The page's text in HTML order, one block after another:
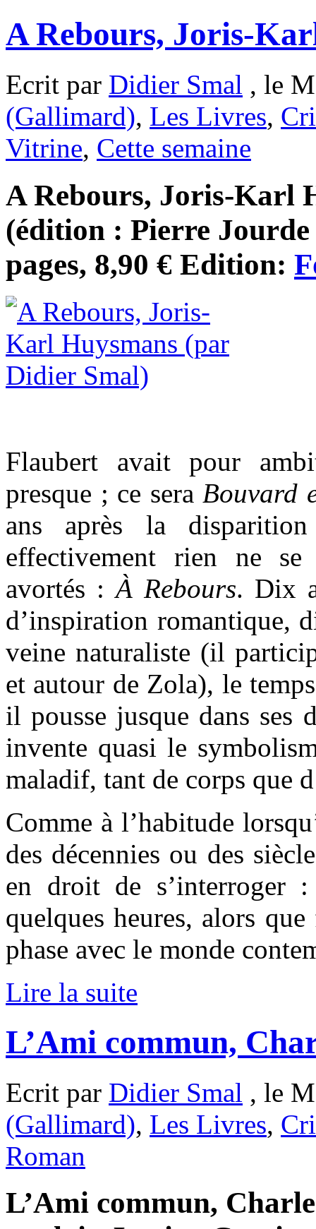
A Rebours, Joris-
Ecrit par Didier Smal , le
(Gallimard), Les Livres,
Vitrine, Cette semaine
A Rebours, Joris-Karl
(édition : Pierre
pages, 8,90 € Edition:
Flaubert avait pour
presque ; ce sera Bouvard
ans après la
effectivement rien ne se
avortés :À Rebours. Dix
d’inspiration romantique,
veine naturaliste (il
et autour de Zola), le
il pousse jusque dans ses
invente quasi le
maladif, tant de corps que
Comme à l’habitude
des décennies ou des
en droit de s’interroger
quelques heures, alors
phase avec le monde
Lire la suite
L’Ami commun,
Ecrit par Didier Smal , le
(Gallimard), Les Livres,
Roman
L’Ami commun,